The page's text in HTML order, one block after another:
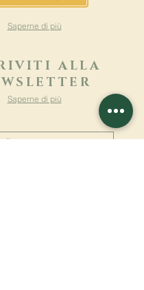
Saperne di più
ALLA
Saperne di più